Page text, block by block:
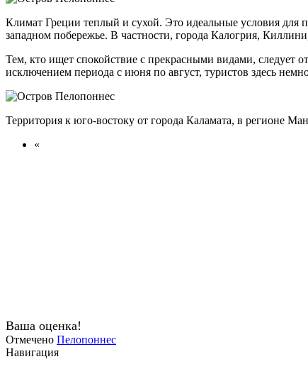
Климат Греции теплый и сухой. Это идеальные условия для
западном побережье. В частности, города Калогрия,
Тем, кто ищет спокойствие с прекрасными видами, следует
исключением периода с июня по август, туристов здесь
Территория к юго-востоку от города Каламата, в регионе
«
Ваша оценка!
Отмечено Пелопоннес
Навигация